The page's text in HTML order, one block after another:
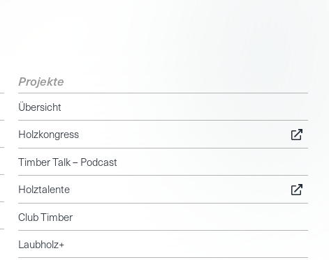
Projekte
Übersicht
Holzkongress
Timber Talk – Podcast
Holztalente
Club Timber
Laubholz+